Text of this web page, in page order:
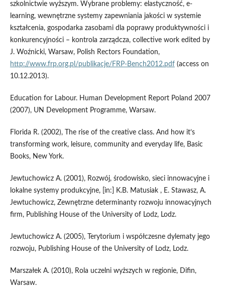
szkolnictwie wyższym. Wybrane problemy: elastyczność, e-
learning, wewnętrzne systemy zapewniania jakości w systemie
kształcenia, gospodarka zasobami dla poprawy produktywności i
konkurencyjności – kontrola zarządcza, collective work edited by
J. Woźnicki, Warsaw, Polish Rectors Foundation,
http://www.frp.org.pl/publikacje/FRP-Bench2012.pdf(access on
10.12.2013).
Education for Labour. Human Development Report Poland 2007
(2007), UN Development Programme, Warsaw.
Florida R. (2002), The rise of the creative class. And how it’s
transforming work, leisure, community and everyday life, Basic
Books, New York.
Jewtuchowicz A. (2001), Rozwój, środowisko, sieci innowacyjne i
lokalne systemy produkcyjne, [in:] K.B. Matusiak , E. Stawasz, A.
Jewtuchowicz, Zewnętrzne determinanty rozwoju innowacyjnych
firm, Publishing House of the University of Lodz, Lodz.
Jewtuchowicz A. (2005), Terytorium i współczesne dylematy jego
rozwoju, Publishing House of the University of Lodz, Lodz.
Marszałek A. (2010), Rola uczelni wyższych w regionie, Difin,
Warsaw.